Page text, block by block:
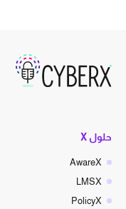
حلول X
AwareX
LMSX
PolicyX